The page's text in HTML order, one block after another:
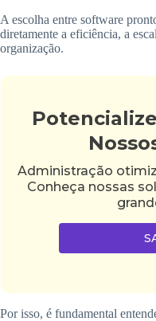
A escolha entre software
diretamente a eficiência, a
organização.
Administração
Conheça nossas
Por isso, é fundamental